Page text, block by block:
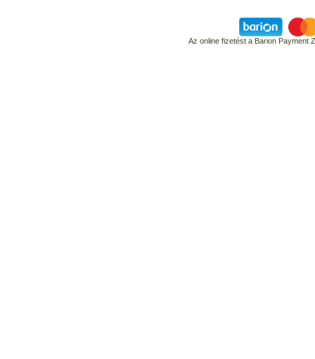
Az online fizetést a Barion Payment